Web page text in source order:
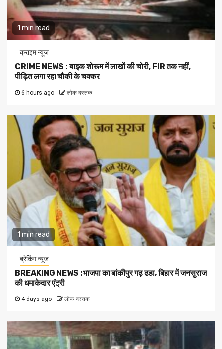
1 min read
क्राइम न्यूज
CRIME NEWS : बाइक शोरूम में लाखों की चोरी, FIR तक नहीं,
पीड़ित लगा रहा चौकी के चक्कर
6 hours ago लोक दस्तक
1 min read
ब्रेकिंग न्यूज
BREAKING NEWS :भाजपा का बांकीपुर गढ़ ढहा, बिहार में जनसुराज
की धमाकेदार एंट्री
4 days ago लोक दस्तक